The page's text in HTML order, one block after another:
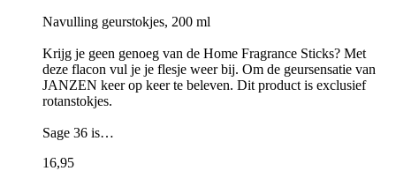
Navulling geurstokjes, 200 ml
Krijg je geen genoeg van de Home Fragrance Sticks? Met
deze flacon vul je je flesje weer bij. Om de geursensatie van
JANZEN keer op keer te beleven. Dit product is exclusief
rotanstokjes.
Sage 36 is…
16,95